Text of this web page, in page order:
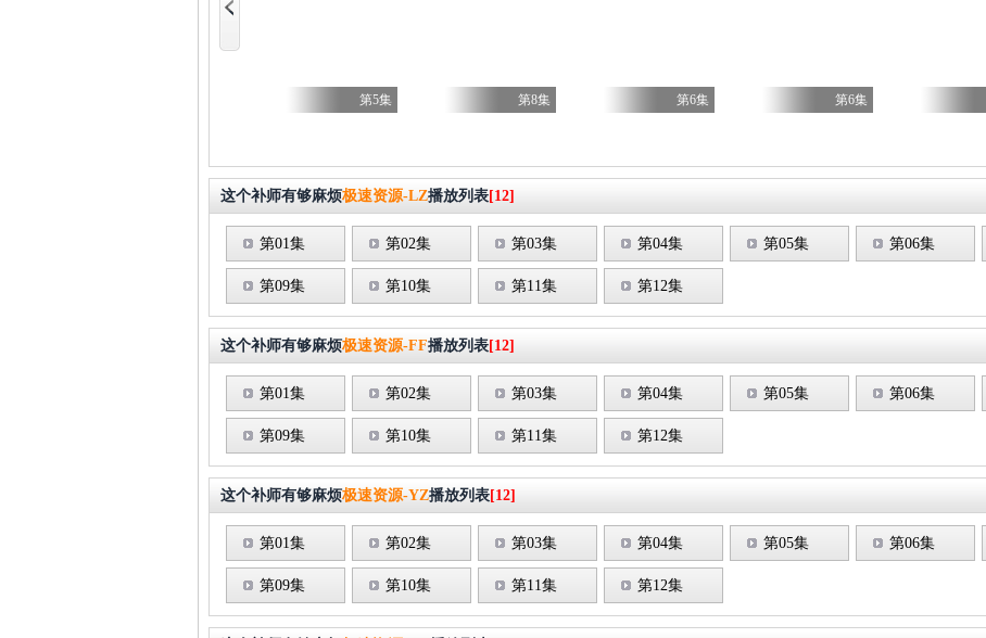
第5集 第8集 第6集 第6集
这个补师有够麻烦极速资源-LZ播放列表[12]
第01集 第02集 第03集 第04集 第05集 第06集
第09集 第10集 第11集 第12集
这个补师有够麻烦极速资源-FF播放列表[12]
第01集 第02集 第03集 第04集 第05集 第06集
第09集 第10集 第11集 第12集
这个补师有够麻烦极速资源-YZ播放列表[12]
第01集 第02集 第03集 第04集 第05集 第06集
第09集 第10集 第11集 第12集